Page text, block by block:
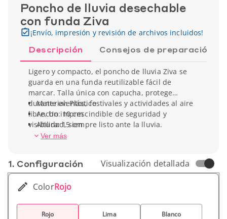
Poncho de lluvia desechable
con funda Ziva
¡Envío, impresión y revisión de archivos incluidos!
Descripción Consejos de preparación
Ligero y compacto, el poncho de lluvia Ziva se
guarda en una funda reutilizable fácil de
marcar. Talla única con capucha, protege
durante eventos, festivales y actividades al aire
libre. Un imprescindible de seguridad y
visibilidad, siempre listo ante la lluvia.
Material: Plástico
Ancho: 10 cm
Altura: 15 cm
Peso unitario: 33 g
Ver más
1. Conf­iguración Visualización detallada
ColorRojo
Rojo Lima Blanco